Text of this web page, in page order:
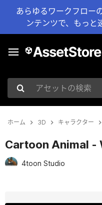
あらゆるワークフロー
ンテンツで、もっと
アセットの検索
ホーム 3D キャラクター
Cartoon Animal -
4toon Studio